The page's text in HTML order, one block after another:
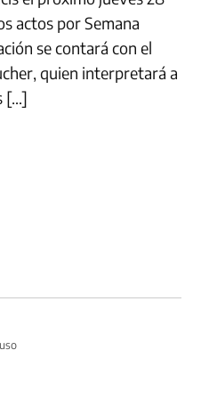
actos por Semana
se contará con el
quien interpretará a
[…]